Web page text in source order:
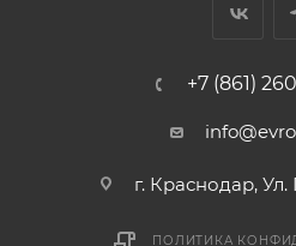
+7 (861)
г. Краснодар,
ПОЛИТИКА